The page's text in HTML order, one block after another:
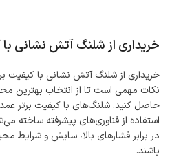
خریداری از شلنگ آتش نشانی با
خریداری از شلنگ آتش نشانی با کیفیت
نکات مهمی است تا از انتخاب بهترین
حاصل کنید. شلنگ‌های با کیفیت برتر
استفاده از فناوری‌های پیشرفته ساخته
در برابر فشارهای بالا، سایش و
باشند.